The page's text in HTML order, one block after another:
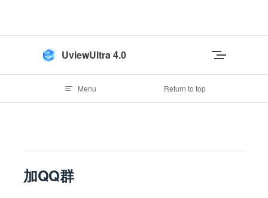
UviewUltra 4.0
Menu Return to top
加QQ群